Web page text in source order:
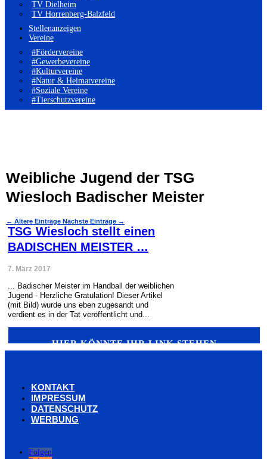
TV Dielheim
TV Horrenberg-Balzfeld
Stellenanzeigen
Vereine
#Fördervereine
#Gewerbevereine
#Kulturvereine
#Natur & Heimatvereine
#Soziale Vereine
#Tierschutzvereine
Weibliche Jugend der TSG
Wiesloch Badischer Meister
← Ältere Einträge Nächste Einträge →
TSG Wiesloch stellt einen
BADISCHEN MEISTER …
7. März 2017
... Badischer Meister im Handball der weiblichen
Jugend - Herzliche Gratulation! Dieser Artikel
(mit Bild) wurde uns eben zugesandt und
verdient es in der Tat veröffentlicht und...
HIER KÖNNTE IHR LINK STEHEN
KONTAKT
IMPRESSUM
DATENSCHUTZ
WERBUNG
Folgen